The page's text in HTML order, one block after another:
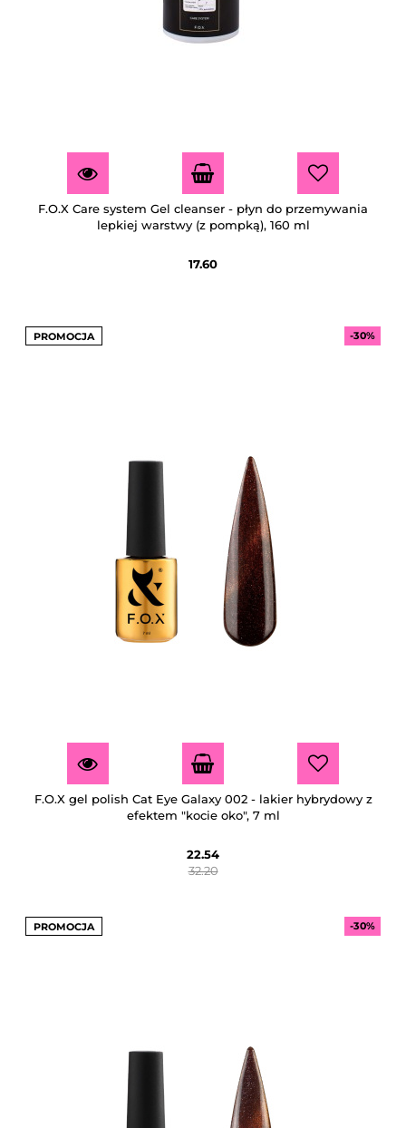
F.O.X Care system Gel cleanser - płyn do przemywania
lepkiej warstwy (z pompką), 160 ml
17.60
PROMOCJA
F.O.X gel polish Cat Eye Galaxy 002 - lakier hybrydowy z
efektem "kocie oko", 7 ml
22.54
-30%
32.20
PROMOCJA -30%